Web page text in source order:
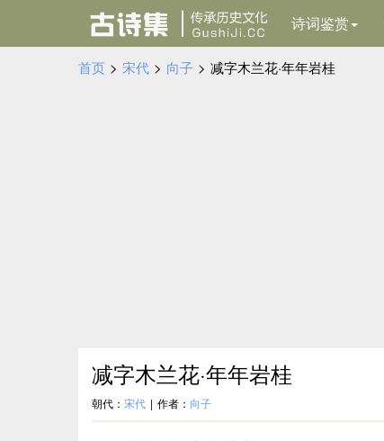
诗词鉴赏
首页 > 宋代 > 向子 > 减字木兰花·年年岩桂
减字木兰花·年年岩桂
朝代： 宋代 | 作者： 向子